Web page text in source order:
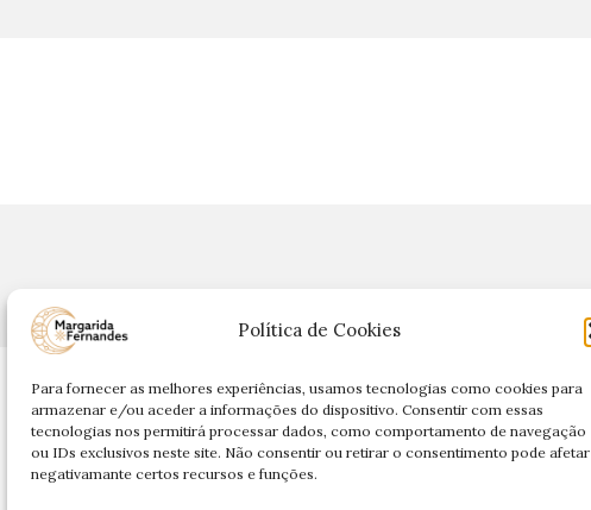
Política de Cookies
Para fornecer as melhores experiências, usamos tecnologias como cookies para
armazenar e/ou aceder a informações do dispositivo. Consentir com essas
tecnologias nos permitirá processar dados, como comportamento de navegação
ou IDs exclusivos neste site. Não consentir ou retirar o consentimento pode afetar
negativamante certos recursos e funções.